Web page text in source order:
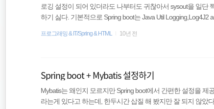
로깅 설정이 되어 있더라도 나부터도 귀찮아서 sysout을 일단
하기 싫다. 기본적으로 Spring boot는 Java Util Logging,Log4J2
설정을 하는 것으로 커스텀 로그를 찍을 수 있지만 굳이 당장
프로그래밍 & IT/Spring & HTML 10년 전
Spring boot + Mybatis 설정하기
Mybatis는 왜인지 모르지만 Spring boot에서 간편한 설정을 제
라는게 있다고 하는데, 한두시간 삽질 해 봤지만 잘 되지 않았